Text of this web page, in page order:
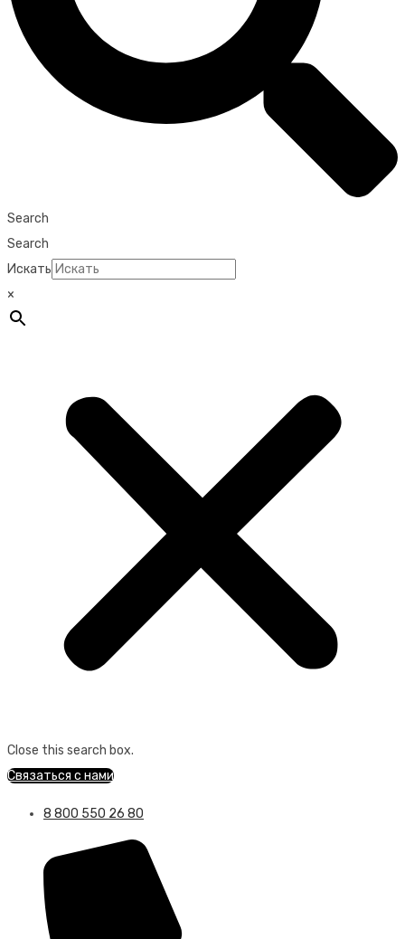
Search
Search
Искать
×
Close this search box.
Связаться с нами
8 800 550 26 80